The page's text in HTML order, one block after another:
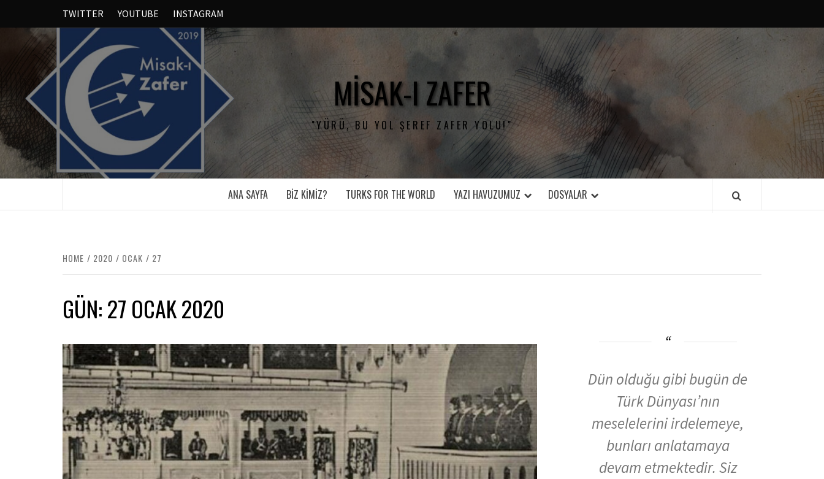
TWITTER YOUTUBE INSTAGRAM
MISAK-I ZAFER
"YÜRÜ, BU YOL ŞEREF ZAFER YOLU!"
ANA SAYFA BIZ KIMIZ? TURKS FOR THE WORLD YAZI HAVUZUMUZ DOSYALAR
HOME 2020 OCAK 27
GÜN:27 OCAK 2020
Dün olduğu gibi bugün de
Türk Dünyası’nın
meselelerini irdelemeye,
bunları anlatamaya
devam etmektedir. Siz